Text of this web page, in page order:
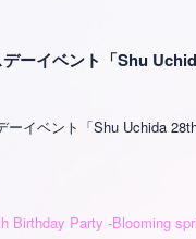
ーイベント「Shu
ーイベント「Shu Uchida
Birthday Party -Blooming